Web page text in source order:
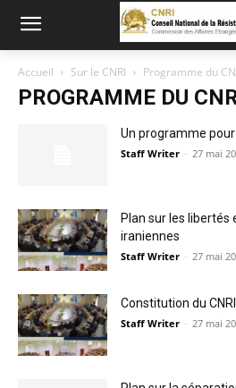
Accueil Sur le CNRI Programme du
PROGRAMME DU
Un programme pour
Staff Writer - 27 mai
Plan sur les
iraniennes
Staff Writer - 27 mai
Constitution du CNRI
Staff Writer - 27 mai